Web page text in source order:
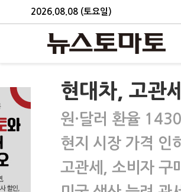
2026.08.08 (토요일)
현대차, 고관
원·달러 환율
현지 시장 가격 인
고관세, 소비자 구